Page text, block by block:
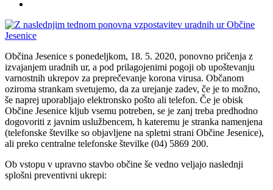
Občina Jesenice s ponedeljkom, 18. 5. 2020, ponovno pričenja z
izvajanjem uradnih ur, a pod prilagojenimi pogoji ob upoštevanju
varnostnih ukrepov za preprečevanje korona virusa. Občanom
oziroma strankam svetujemo, da za urejanje zadev, če je to možno,
še naprej uporabljajo elektronsko pošto ali telefon. Če je obisk
Občine Jesenice kljub vsemu potreben, se je zanj treba predhodno
dogovoriti z javnim uslužbencem, h kateremu je stranka namenjena
(telefonske številke so objavljene na spletni strani Občine Jesenice),
ali preko centralne telefonske številke (04) 5869 200.
Ob vstopu v upravno stavbo občine še vedno veljajo naslednji
splošni preventivni ukrepi: